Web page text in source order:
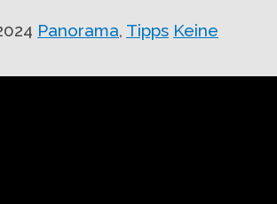
Panorama, Tipps Keine